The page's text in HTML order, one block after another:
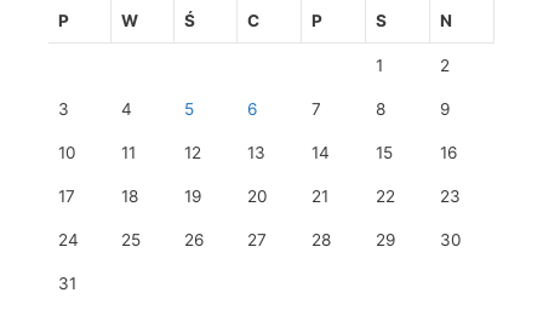
P W Ś C P S N
1 2
3 4 5 6 7 8 9
10 11 12 13 14 15 16
17 18 19 20 21 22 23
24 25 26 27 28 29 30
31